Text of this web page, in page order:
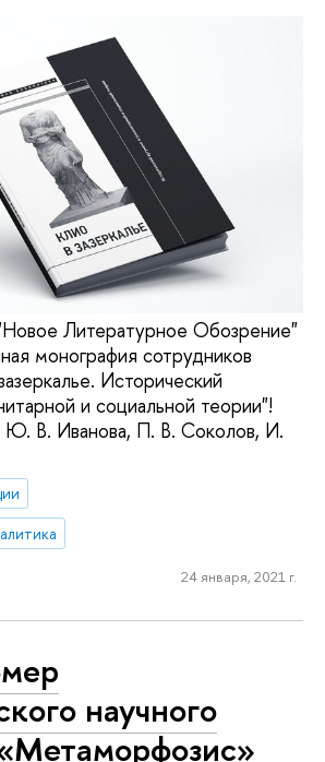
Литературное Обозрение"
монография сотрудников
Исторический
и социальной теории"!
Ю. В. Иванова, П. В. Соколов, И.
24 января, 2021 г.
научного